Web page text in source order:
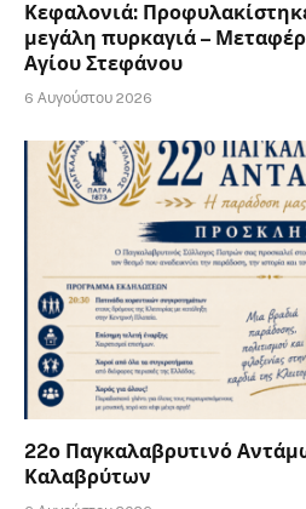
Κεφαλονιά:
μεγάλη πυρκαγιά –
Αγίου Στεφάνου
6 Αυγούστου 2026
22ο Παγκαλαβρυτινό
Καλαβρύτων